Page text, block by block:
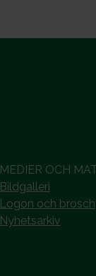
MEDIER OCH
Bildgalleri
Logon och
Nyhetsarkiv